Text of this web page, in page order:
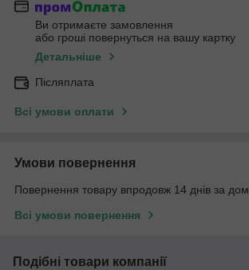
Ви отримаєте замовлення
або гроші повернуться на вашу картку
Детальніше
Післяплата
Всі умови оплати
Умови повернення
Повернення товару впродовж 14 днів за
Всі умови повернення
Подібні товари компанії